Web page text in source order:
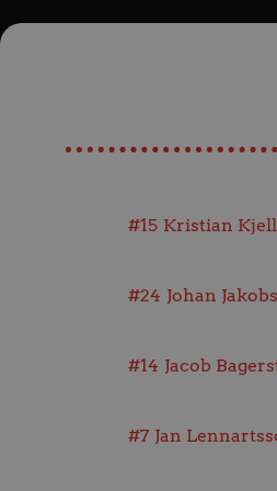
#15 Kristian
#24 Johan
#14 Jacob
#7 Jan